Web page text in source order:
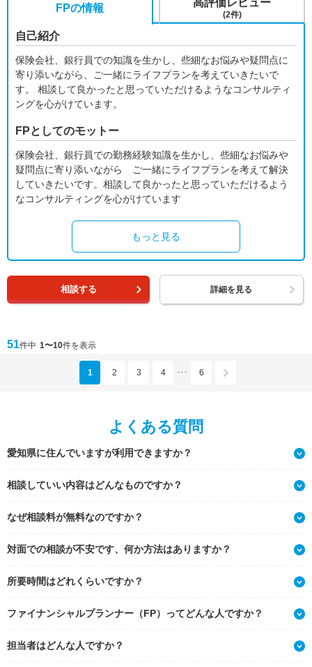
FPの情報
自己紹介
保険会社、銀行員での知識を生かし、些細なお悩みや疑問点に
寄り添いながら、ご一緒にライフプランを考えていきたいで
す。 相談して良かったと思っていただけるようなコンサルティ
ングを心がけています。
FPとしてのモットー
保険会社、銀行員での勤務経験知識を生かし、些細なお悩みや
疑問点に寄り添いながら ご一緒にライフプランを考えて解決
していきたいです。相談して良かったと思っていただけるよう
なコンサルティングを心がけています
もっと見る
高評価レビュー
(2件)
相談する 詳細を見る
51件中 1〜10件を表示
1 2 3 4 ･･･ 6
よくある質問
愛知県に住んでいますが利用できますか？
相談していい内容はどんなものですか？
なぜ相談料が無料なのですか？
対面での相談が不安です、何か方法はありますか？
所要時間はどれくらいですか？
ファイナンシャルプランナー（FP）ってどんな人ですか？
担当者はどんな人ですか？